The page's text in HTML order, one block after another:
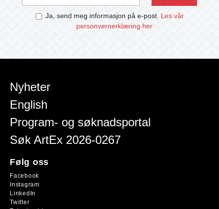
Ja, send meg informasjon på e-post. Les vår
personvernerklæring her
Nyheter
English
Program- og søknadsportal
Søk ArtEx 2026-0267
Følg oss
Facebook
Instagram
LinkedIn
Twitter